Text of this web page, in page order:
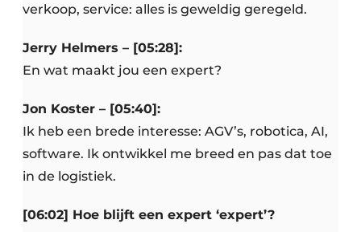
verkoop, service: alles is geweldig geregeld.
Jerry Helmers – [05:28]:
En wat maakt jou een expert?
Jon Koster – [05:40]:
Ik heb een brede interesse: AGV’s, robotica, AI,
software. Ik ontwikkel me breed en pas dat toe
in de logistiek.
[06:02] Hoe blijft een expert ‘expert’?